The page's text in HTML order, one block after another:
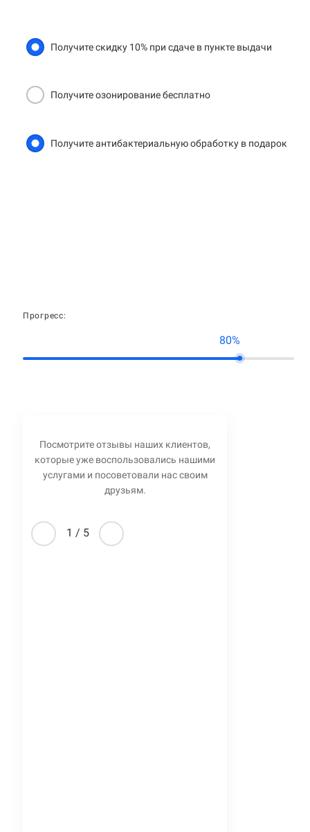
Получите скидку 10% при сдаче в пункте выдачи
Получите озонирование бесплатно
Получите антибактериальную обработку в подарок
Прогресс:
80%
Посмотрите отзывы наших клиентов,
которые уже воспользовались нашими
услугами и посоветовали нас своим
друзьям.
1 / 5